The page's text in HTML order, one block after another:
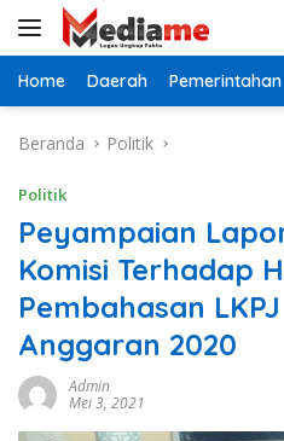
Langsung
Home Daerah Pemerintahan
Beranda Politik
Politik
Peyampaian
Komisi Terhadap
Pembahasan
Anggaran 2020
Admin
Mei 3, 2021